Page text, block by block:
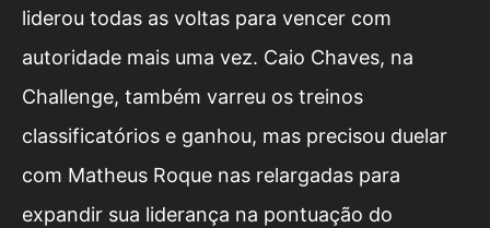
liderou todas as voltas para vencer com
autoridade mais uma vez. Caio Chaves, na
Challenge, também varreu os treinos
classificatórios e ganhou, mas precisou duelar
com Matheus Roque nas relargadas para
expandir sua liderança na pontuação do